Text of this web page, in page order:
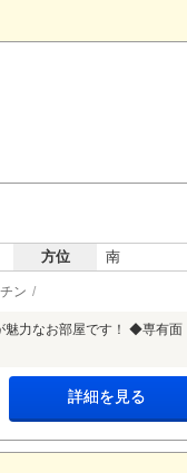
方位 南
ン
魅力なお部屋です！ ◆専有面
詳細を見る